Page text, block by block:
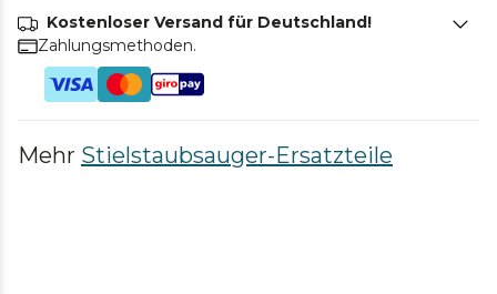
Kostenloser Versand für Deutschland!
Zahlungsmethoden.
Mehr Stielstaubsauger-Ersatzteile